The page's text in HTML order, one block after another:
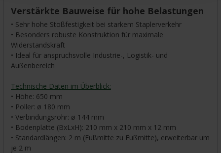
Verstärkte Bauweise für hohe Belastungen
• Sehr hohe Stoßfestigkeit bei starkem Staplerverkehr
• Besonders robuste Konstruktion für maximale
Widerstandskraft
• Ideal für anspruchsvolle Industrie-, Logistik- und
Außenbereich
Technische Daten im Überblick:
• Höhe: 650 mm
• Poller: ø 180 mm
• Verbindungsrohr: ø 144 mm
• Bodenplatte (BxLxH): 210 mm x 210 mm x 12 mm
• Standardlängen: 2 m (Fußmitte zu Fußmitte), erweiterbar um
je 2 m